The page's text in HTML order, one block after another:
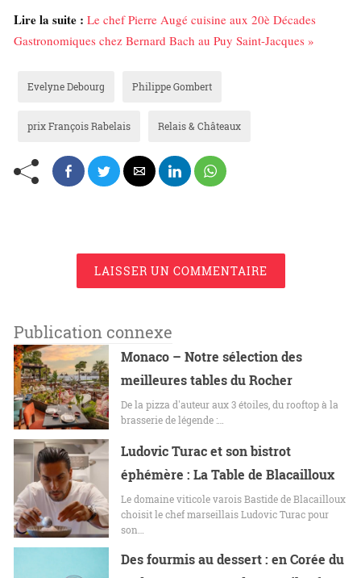
Lire la suite : Le chef Pierre Augé cuisine aux 20è Décades
Gastronomiques chez Bernard Bach au Puy Saint-Jacques »
Evelyne Debourg Philippe Gombert
prix François Rabelais Relais & Châteaux
LAISSER UN COMMENTAIRE
Publication connexe
Monaco – Notre sélection des
meilleures tables du Rocher
De la pizza d'auteur aux 3 étoiles, du rooftop à la
brasserie de légende :…
Ludovic Turac et son bistrot
éphémère : La Table de Blacailloux
Le domaine viticole varois Bastide de Blacailloux
choisit le chef marseillais Ludovic Turac pour
son…
Des fourmis au dessert : en Corée du